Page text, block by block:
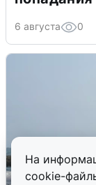
На
cookie-
6 августа 0